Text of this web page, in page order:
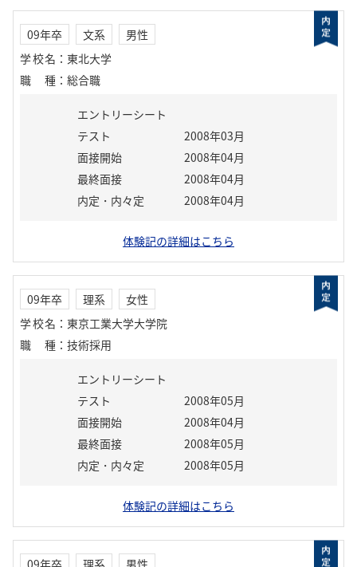
09年卒 文系
男性
学校名 ： 東北大学
職種 ： 総合職
エントリーシート
テスト
2008年03月
面接開始
2008年04月
最終面接
2008年04月
内定・内々定
2008年04月
体験記の詳細はこちら
09年卒 理系
女性
学校名 ： 東京工業大学大学院
職種 ： 技術採用
エントリーシート
テスト
2008年05月
面接開始
2008年04月
最終面接
2008年05月
内定・内々定
2008年05月
体験記の詳細はこちら
09年卒 理系
男性